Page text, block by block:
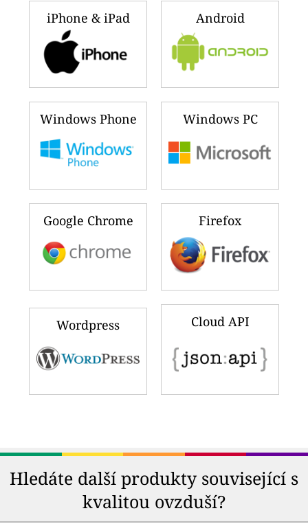
iPhone & iPad Android
Windows Phone Windows PC
Google Chrome Firefox
Wordpress Cloud API
Hledáte další produkty související s
kvalitou ovzduší?